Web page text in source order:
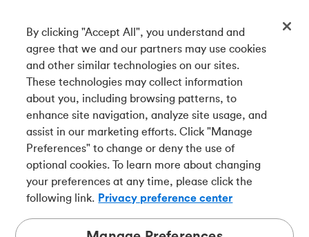
English
Téléchargez notre appli
Connectez-vous avec nous
Tangerine est le nom commercial de la Banque Tangerine,
une filiale en propriété exclusive de La Banque de
Nouvelle-Écosse etmembre à part entière de la SADC
By clicking "Accept All", you understand and
agree that we and our partners may use cookies
and other similar technologies on our sites.
These technologies may collect information
about you, including browsing patterns, to
enhance site navigation, analyze site usage, and
assist in our marketing efforts. Click "Manage
Preferences" to change or deny the use of
optional cookies. To learn more about changing
your preferences at any time, please click the
following link. Privacy preference center